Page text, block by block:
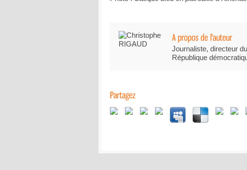
Journaliste, directeur
République